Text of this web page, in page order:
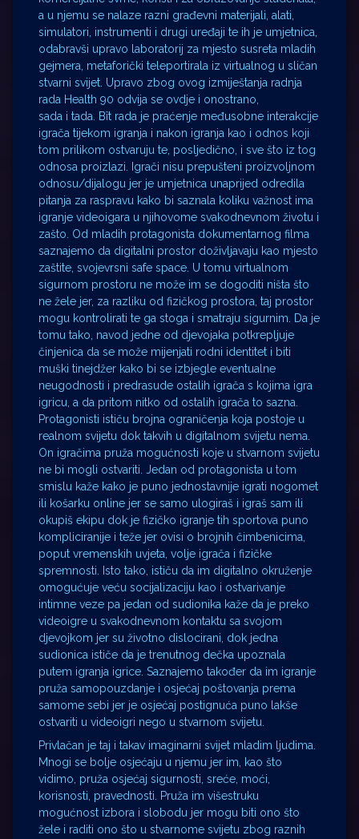
a u njemu se nalaze razni građevni materijali, alati,
simulatori, instrumenti i drugi uređaji te ih je umjetnica,
odabravši upravo laboratorij za mjesto susreta mladih
gejmera, metaforički teleportirala iz virtualnog u sličan
stvarni svijet. Upravo zbog ovog izmiještanja radnja
rada Health 90 odvija se ovdje i onostrano,
sada i tada. Bît rada je praćenje međusobne interakcije
igrača tijekom igranja i nakon igranja kao i odnos koji
tom prilikom ostvaruju te, posljedično, i sve što iz tog
odnosa proizlazi. Igrači nisu prepušteni proizvoljnom
odnosu/dijalogu jer je umjetnica unaprijed odredila
pitanja za raspravu kako bi saznala koliku važnost ima
igranje videoigara u njihovome svakodnevnom životu i
zašto. Od mladih protagonista dokumentarnog filma
saznajemo da digitalni prostor doživljavaju kao mjesto
zaštite, svojevrsni safe space. U tomu virtualnom
sigurnom prostoru ne može im se dogoditi ništa što
ne žele jer, za razliku od fizičkog prostora, taj prostor
mogu kontrolirati te ga stoga i smatraju sigurnim. Da je
tomu tako, navod jedne od djevojaka potkrepljuje
činjenica da se može mijenjati rodni identitet i biti
muški tinejdžer kako bi se izbjegle eventualne
neugodnosti i predrasude ostalih igrača s kojima igra
igricu, a da pritom nitko od ostalih igrača to sazna.
Protagonisti ističu brojna ograničenja koja postoje u
realnom svijetu dok takvih u digitalnom svijetu nema.
On igračima pruža mogućnosti koje u stvarnom svijetu
ne bi mogli ostvariti. Jedan od protagonista u tom
smislu kaže kako je puno jednostavnije igrati nogomet
ili košarku online jer se samo ulogiraš i igraš sam ili
okupiš ekipu dok je fizičko igranje tih sportova puno
kompliciranije i teže jer ovisi o brojnih čimbenicima,
poput vremenskih uvjeta, volje igrača i fizičke
spremnosti. Isto tako, ističu da im digitalno okruženje
omogućuje veću socijalizaciju kao i ostvarivanje
intimne veze pa jedan od sudionika kaže da je preko
videoigre u svakodnevnom kontaktu sa svojom
djevojkom jer su životno dislocirani, dok jedna
sudionica ističe da je trenutnog dečka upoznala
putem igranja igrice. Saznajemo također da im igranje
pruža samopouzdanje i osjećaj poštovanja prema
samome sebi jer je osjećaj postignuća puno lakše
ostvariti u videoigri nego u stvarnom svijetu.
Privlačan je taj i takav imaginarni svijet mladim ljudima.
Mnogi se bolje osjećaju u njemu jer im, kao što
vidimo, pruža osjećaj sigurnosti, sreće, moći,
korisnosti, pravednosti. Pruža im višestruku
mogućnost izbora i slobodu jer mogu biti ono što
žele i raditi ono što u stvarnome svijetu zbog raznih